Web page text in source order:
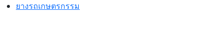
ยางรถเกษตรกรรม